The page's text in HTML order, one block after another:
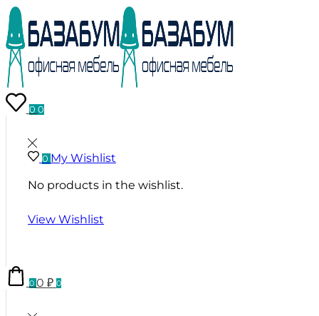
0 0
0 My Wishlist
No products in the wishlist.
View Wishlist
00 ₽ 0